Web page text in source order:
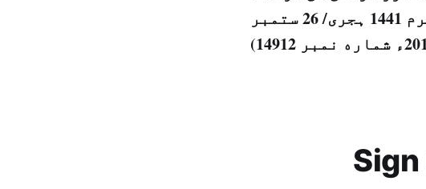
بھی اس طرح کی کوششیں کی گئیں۔(…) (جمعرات 27 محرم 1441 ہجرى/ 26 ستمبر
نمبر 14912)